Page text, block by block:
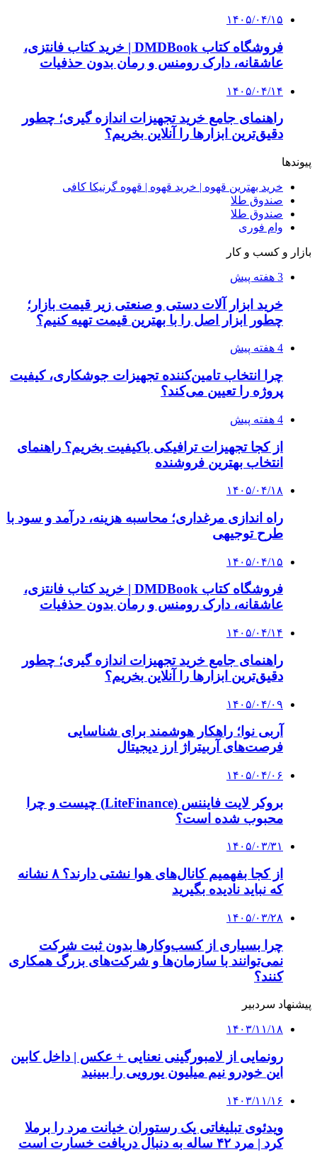
۱۴۰۵/۰۴/۱۵
فروشگاه کتاب DMDBook | خرید کتاب فانتزی،
عاشقانه، دارک رومنس و رمان بدون حذفیات
۱۴۰۵/۰۴/۱۴
راهنمای جامع خرید تجهیزات اندازه گیری؛ چطور
دقیق‌ترین ابزارها را آنلاین بخریم؟
پیوندها
خرید بهترین قهوه | خرید قهوه | قهوه گرنیکا کافی
صندوق طلا
صندوق طلا
وام فوری
بازار و کسب و کار
3 هفته پیش
خرید ابزار آلات دستی و صنعتی زیر قیمت بازار؛
چطور ابزار اصل را با بهترین قیمت تهیه کنیم؟
4 هفته پیش
چرا انتخاب تامین‌کننده تجهیزات جوشکاری، کیفیت
پروژه را تعیین می‌کند؟
4 هفته پیش
از کجا تجهیزات ترافیکی باکیفیت بخریم؟ راهنمای
انتخاب بهترین فروشنده
۱۴۰۵/۰۴/۱۸
راه اندازی مرغداری؛ محاسبه هزینه، درآمد و سود با
طرح توجیهی
۱۴۰۵/۰۴/۱۵
فروشگاه کتاب DMDBook | خرید کتاب فانتزی،
عاشقانه، دارک رومنس و رمان بدون حذفیات
۱۴۰۵/۰۴/۱۴
راهنمای جامع خرید تجهیزات اندازه گیری؛ چطور
دقیق‌ترین ابزارها را آنلاین بخریم؟
۱۴۰۵/۰۴/۰۹
آربی نوا؛ راهکار هوشمند برای شناسایی
فرصت‌های آربیتراژ ارز دیجیتال
۱۴۰۵/۰۴/۰۶
بروکر لایت فایننس (LiteFinance) چیست و چرا
محبوب شده است؟
۱۴۰۵/۰۳/۳۱
از کجا بفهمیم کانال‌های هوا نشتی دارند؟ ۸ نشانه
که نباید نادیده بگیرید
۱۴۰۵/۰۳/۲۸
چرا بسیاری از کسب‌وکارها بدون ثبت شرکت
نمی‌توانند با سازمان‌ها و شرکت‌های بزرگ همکاری
کنند؟
پیشنهاد سردبیر
۱۴۰۳/۱۱/۱۸
رونمایی از لامبورگینی نعنایی + عکس | داخل کابین
این خودرو نیم میلیون یورویی را ببینید
۱۴۰۳/۱۱/۱۶
ویدئوی تبلیغاتی یک رستوران خیانت مرد را برملا
کرد | مرد ۴۲ ساله به دنبال دریافت خسارت است